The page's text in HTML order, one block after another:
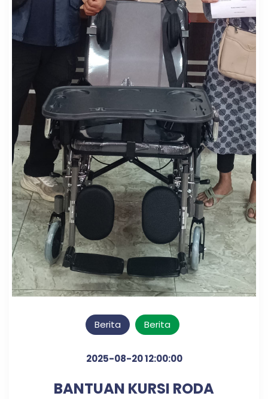
Berita Berita
2025-08-20 12:00:00
BANTUAN KURSI RODA